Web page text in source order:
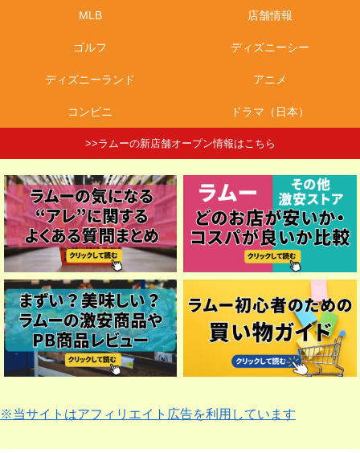
MLB 店舗情報
ゴルフ ディズニーシー
ディズニーランド アニメ
コンビニ ドラマ（日本）
>>ラムーの新店舗オープン情報はこちら
※当サイトはアフィリエイト広告を利用しています